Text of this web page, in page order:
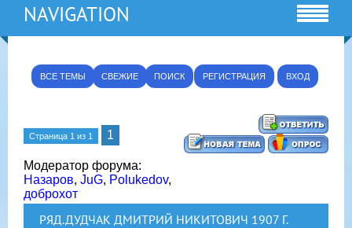
NAVIGATION
ВСЕ ТЕМЫ СВЕЖИЕ ПОИСК РЕГИСТРАЦИЯ ВХОД
Страница 1 из 1 1
Модератор форума:
Назаров, JuG, Polukedov,
доброхот
РЯД.ДУДЧАК ДМИТРИЙ НИКИТОВИЧ 1907 Г.